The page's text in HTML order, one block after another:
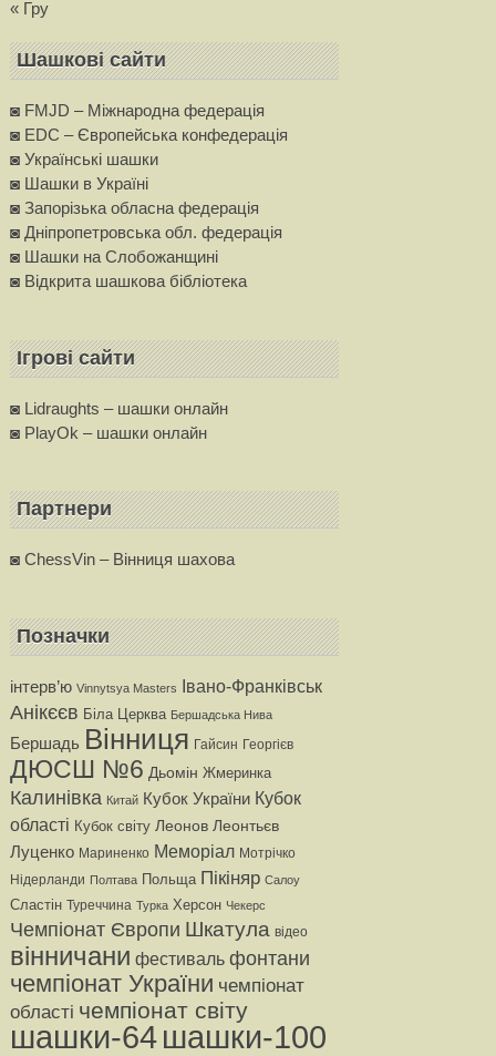
« Гру
Шашкові сайти
◙ FMJD – Міжнародна федерація
◙ EDC – Європейська конфедерацiя
◙ Українські шашки
◙ Шашки в Україні
◙ Запорізька обласна федерація
◙ Дніпропетровська обл. федерація
◙ Шашки на Слобожанщині
◙ Вiдкрита шашкова бібліотека
Ігрові сайти
◙ Lidraughts – шашки онлайн
◙ PlayOk – шашки онлайн
Партнери
◙ ChessVin – Вінниця шахова
Позначки
iнтерв’ю Vinnytsya Masters Івано-Франківськ
Анікєєв Бiла Церква Бершадська Нива
Бершадь Вінниця Гайсин Георгiєв
ДЮСШ №6 Дьомін Жмеринка
Калинівка Китай Кубок України Кубок
області Кубок світу Леонов Леонтьєв
Луценко Мариненко Меморіал Мотрiчко
Нiдерланди Полтава Польща Пікіняр Салоу
Сластiн Туреччина Турка Херсон Чекерс
Чемпіонат Європи Шкатула вiдео
вінничани фестиваль фонтани
чемпіонат України чемпіонат
області чемпіонат світу
шашки-64шашки-100